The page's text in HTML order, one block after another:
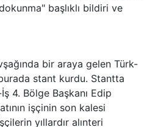
başlıklı bildiri ve
bir araya gelen Türk-
stant kurdu. Stantta
4. Bölge Başkanı Edip
işçinin son kalesi
yıllardır alınteri